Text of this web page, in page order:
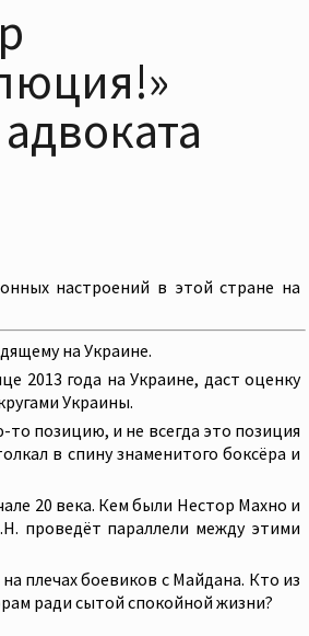
настроений в этой стране на
на Украине.
2013 года на Украине, даст оценку
Украины.
позицию, и не всегда это позиция
в спину знаменитого боксёра и
20 века. Кем были Нестор Махно и
проведёт параллели между этими
плечах боевиков с Майдана. Кто из
ради сытой спокойной жизни?